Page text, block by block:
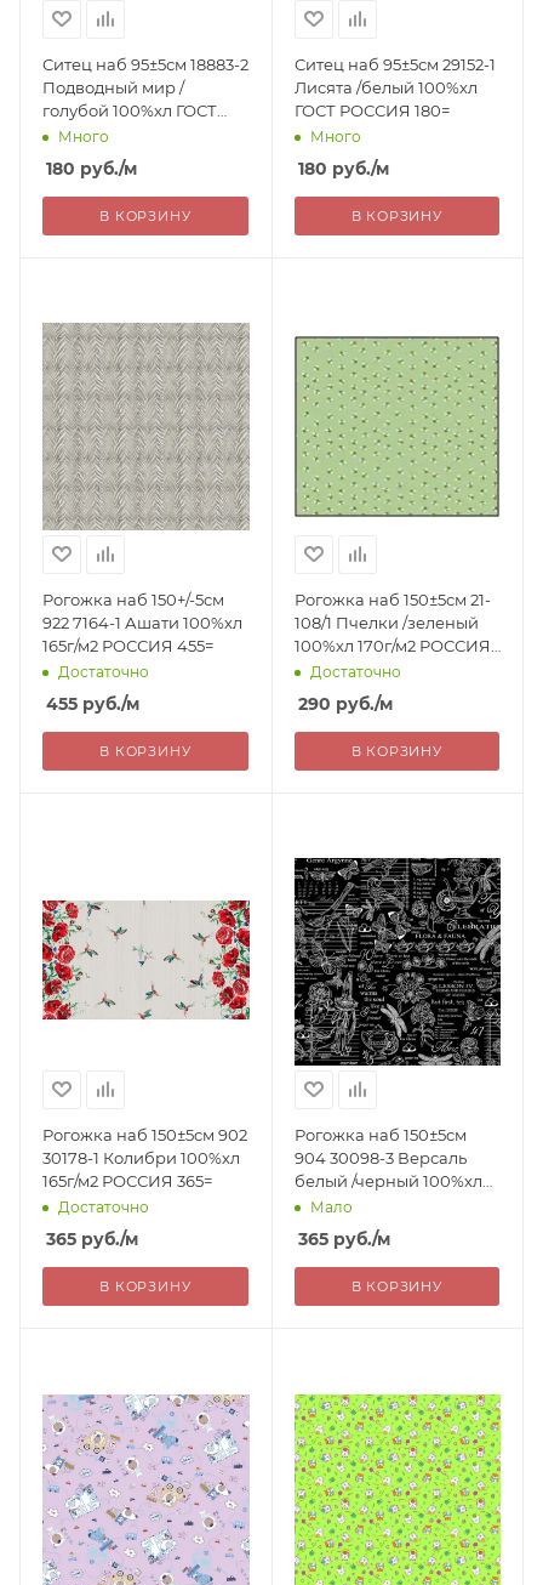
Ситец наб 95±5см 18883-2
Подводный мир /
голубой 100%хл ГОСТ
РОССИЯ 180=
Много
180 руб./м
В КОРЗИНУ
Ситец наб 95±5см 29152-1
Лисята /белый 100%хл
ГОСТ РОССИЯ 180=
Много
180 руб./м
В КОРЗИНУ
Рогожка наб 150+/-5см
922 7164-1 Ашати 100%хл
165г/м2 РОССИЯ 455=
Достаточно
455 руб./м
В КОРЗИНУ
Рогожка наб 150±5см 21-
108/1 Пчелки /зеленый
100%хл 170г/м2 РОССИЯ
290=Достаточно
290 руб./м
В КОРЗИНУ
Рогожка наб 150±5см 902
30178-1 Колибри 100%хл
165г/м2 РОССИЯ 365=
Достаточно
365 руб./м
В КОРЗИНУ
Рогожка наб 150±5см
904 30098-3 Версаль
белый /черный 100%хл
176г/м2 РОССИЯ 365=
Мало
365руб./м
В КОРЗИНУ